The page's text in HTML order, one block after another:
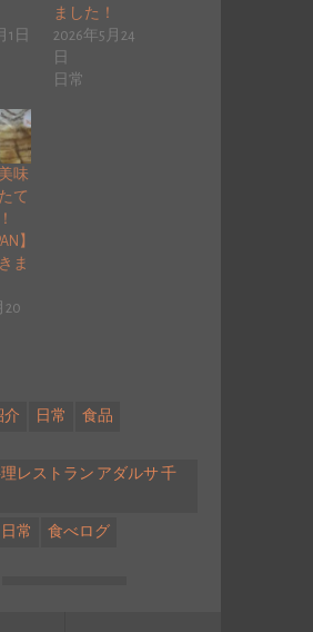
1日
ました！
2026年5月24
日
日常
味
て
】
ま
20
介 日常 食品
レストラン アダルサ 千
日常 食べログ